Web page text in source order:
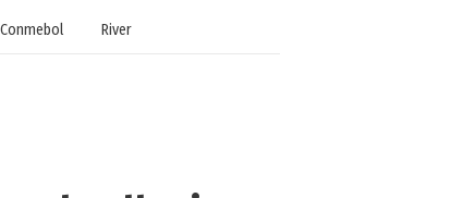
Conmebol River